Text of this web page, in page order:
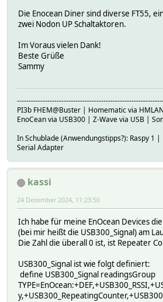
Die Enocean Diner sind diverse FT55,
zwei Nodon UP Schaltaktoren.
Im Voraus vielen Dank!
Beste Grüße
Sammy
PI3b FHEM@Buster | Homematic via
EnoCean via USB300 | Z-Wave via USB |
In Schublade (Anwendungstipps?): Raspy 1
Serial Adapter
kassi
24 Dezember 2024, 11:23:50
Ich habe für meine EnOcean Devices
(bei mir heißt die USB300_Signal) am
Die Zahl die überall 0 ist, ist Repeater
USB300_Signal ist wie folgt definiert:
define USB300_Signal readingsGroup